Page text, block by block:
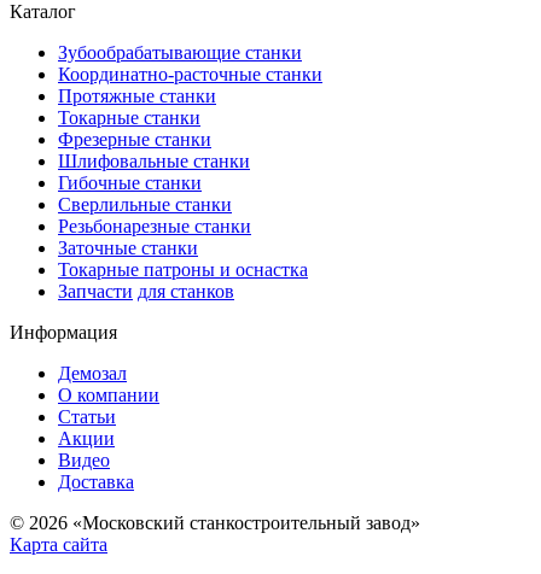
Каталог
Зубообрабатывающие станки
Координатно-расточные станки
Протяжные станки
Токарные станки
Фрезерные станки
Шлифовальные станки
Гибочные станки
Сверлильные станки
Резьбонарезные станки
Заточные станки
Токарные патроны и оснастка
Запчасти для станков
Информация
Демозал
О компании
Статьи
Акции
Видео
Доставка
© 2026 «Московский станкостроительный завод»
Карта сайта